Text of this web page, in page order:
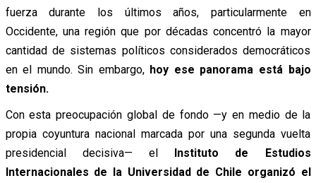
fuerza durante los últimos años, particularmente en
Occidente, una región que por décadas concentró la mayor
cantidad de sistemas políticos considerados democráticos
en el mundo. Sin embargo, hoy ese panorama está bajo
tensión.
Con esta preocupación global de fondo —y en medio de la
propia coyuntura nacional marcada por una segunda vuelta
presidencial decisiva— el Instituto de Estudios
Internacionales de la Universidad de Chile organizó el